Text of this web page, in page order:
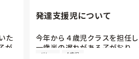
そのお子様がどういうタイプか
性がある場合は、準備や片付け
お子様を見守っていたほうが
どうしても必要であればきっ
た
が
発達支援児について
今年から４歳児クラスを担任し
一歳半の遅れがある子がおり
グレー 4歳児